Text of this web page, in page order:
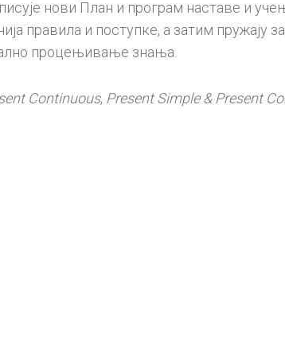
нови План и програм наставе и
правила и поступке, а затим пружају
процењивање знања.
Continuous, Present Simple & Present